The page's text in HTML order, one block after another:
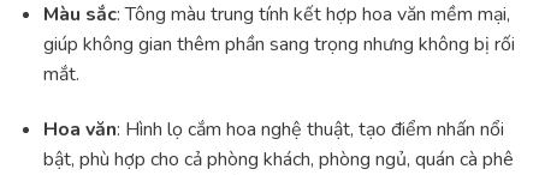
Màu sắc: Tông màu trung tính kết hợp hoa văn mềm mại,
giúp không gian thêm phần sang trọng nhưng không bị rối
mắt.
Hoa văn: Hình lọ cắm hoa nghệ thuật, tạo điểm nhấn nổi
bật, phù hợp cho cả phòng khách, phòng ngủ, quán cà phê